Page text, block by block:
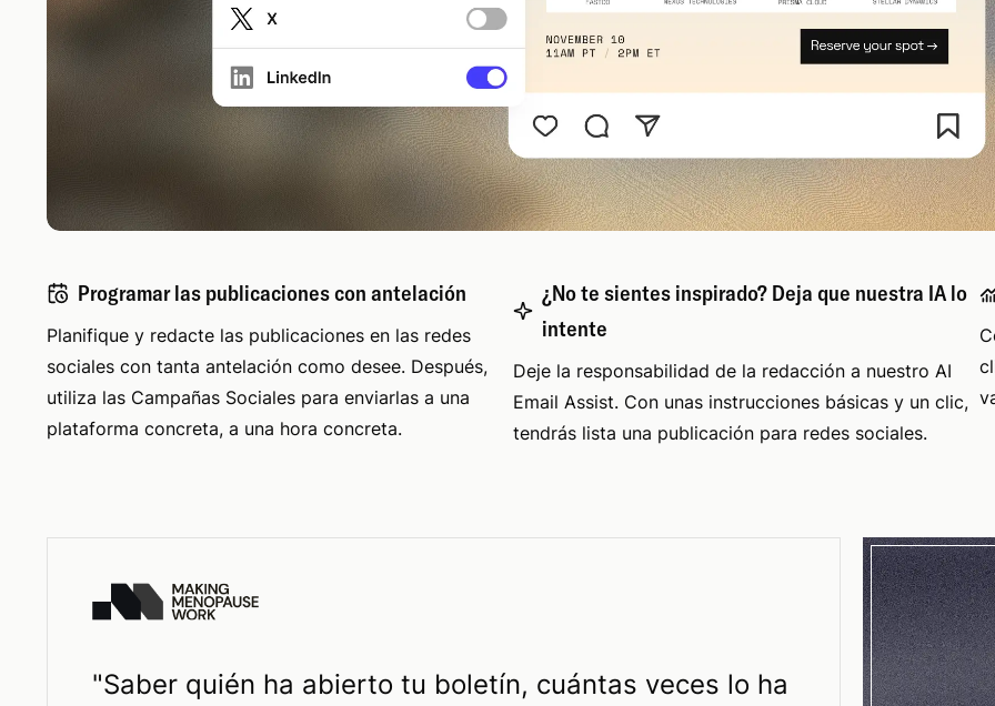
Programar las publicaciones con antelación
Planifique y redacte las publicaciones en las redes
sociales con tanta antelación como desee. Después,
utiliza las Campañas Sociales para enviarlas a una
plataforma concreta, a una hora concreta.
¿No te sientes inspirado? Deja que nuestra IA lo
intente
Deje la responsabilidad de la redacción a nuestro AI
Email Assist. Con unas instrucciones básicas y un clic,
tendrás lista una publicación para redes sociales.
"Saber quién ha abierto tu boletín, cuántas veces lo ha